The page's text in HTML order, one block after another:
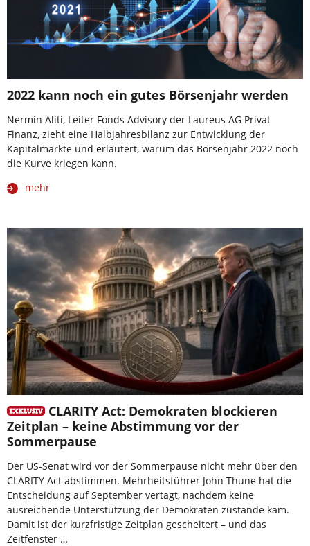
2022 kann noch ein gutes Börsenjahr werden
Nermin Aliti, Leiter Fonds Advisory der Laureus AG Privat
Finanz, zieht eine Halbjahresbilanz zur Entwicklung der
Kapitalmärkte und erläutert, warum das Börsenjahr 2022 noch
die Kurve kriegen kann.
mehr
CLARITY Act: Demokraten blockieren
Zeitplan – keine Abstimmung vor der
Sommerpause
Der US-Senat wird vor der Sommerpause nicht mehr über den
CLARITY Act abstimmen. Mehrheitsführer John Thune hat die
Entscheidung auf September vertagt, nachdem keine
ausreichende Unterstützung der Demokraten zustande kam.
Damit ist der kurzfristige Zeitplan gescheitert – und das
Zeitfenster …